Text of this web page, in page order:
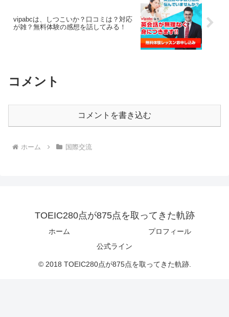
vipabcは、しつこいか？口コミは？対応
が雑？無料体験の感想を話してみる！
コメント
コメントを書き込む
ホーム 国際交流
TOEIC280点が875点を取ってきた軌跡
ホーム
プロフィール
公式ライン
© 2018 TOEIC280点が875点を取ってきた軌跡.